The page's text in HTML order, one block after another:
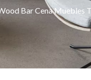
Bar Cena Muebles